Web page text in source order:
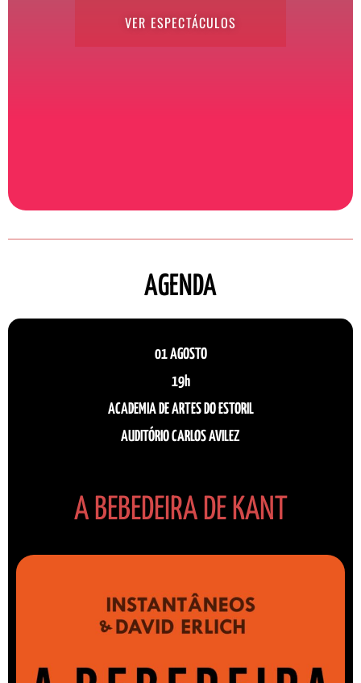
VER ESPECTÁCULOS
AGENDA
01 AGOSTO
19h
ACADEMIA DE ARTES DO ESTORIL
AUDITÓRIO CARLOS AVILEZ
A BEBEDEIRA DE KANT